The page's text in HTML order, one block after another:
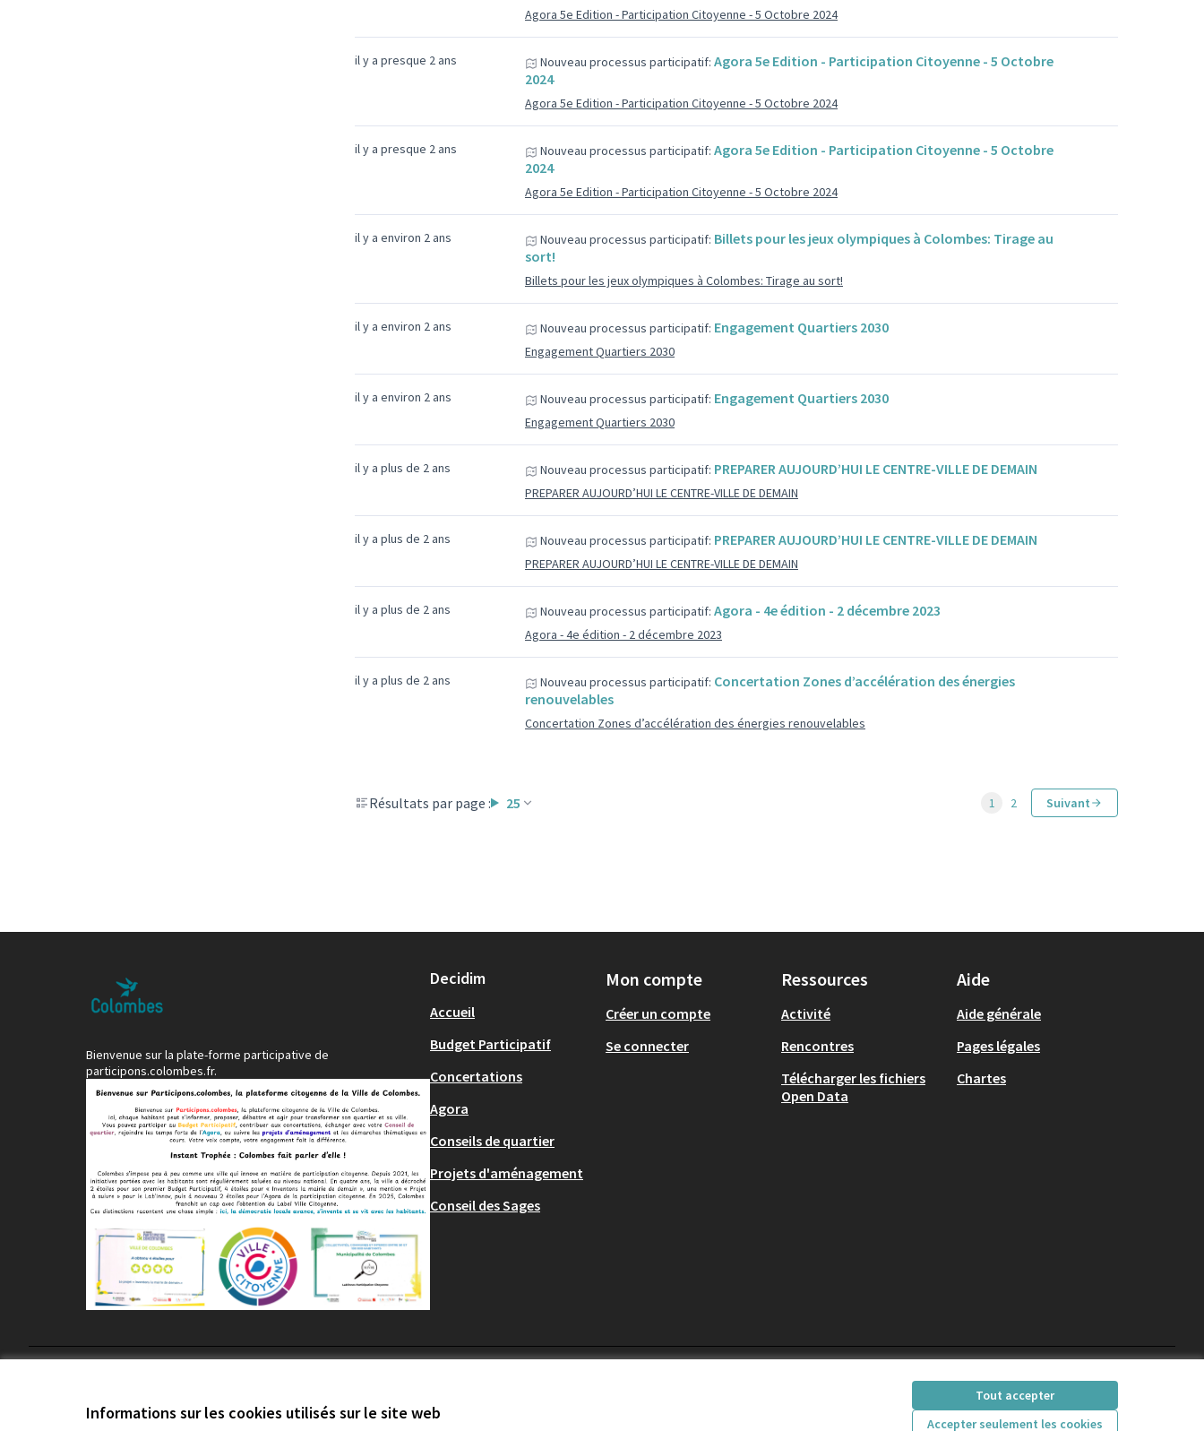
Informations sur les cookies utilisés sur le site web
Tout accepter
Accepter seulement les cookies
Agora 5e Edition - Participation Citoyenne - 5 Octobre 2024
il y a presque 2 ans Nouveau processus participatif: Agora 5e Edition - Participation Citoyenne - 5 Octobre
2024
Agora 5e Edition - Participation Citoyenne - 5 Octobre 2024
il y a presque 2 ans Nouveau processus participatif: Agora 5e Edition - Participation Citoyenne - 5 Octobre
2024
Agora 5e Edition - Participation Citoyenne - 5 Octobre 2024
il y a environ 2 ans Nouveau processus participatif: Billets pour les jeux olympiques à Colombes: Tirage au
sort!
Billets pour les jeux olympiques à Colombes: Tirage au sort!
il y a environ 2 ans Nouveau processus participatif: Engagement Quartiers 2030
Engagement Quartiers 2030
il y a environ 2 ans Nouveau processus participatif: Engagement Quartiers 2030
Engagement Quartiers 2030
il y a plus de 2 ans Nouveau processus participatif: PREPARER AUJOURD’HUI LE CENTRE-VILLE DE DEMAIN
PREPARER AUJOURD’HUI LE CENTRE-VILLE DE DEMAIN
il y a plus de 2 ans Nouveau processus participatif: PREPARER AUJOURD’HUI LE CENTRE-VILLE DE DEMAIN
PREPARER AUJOURD’HUI LE CENTRE-VILLE DE DEMAIN
il y a plus de 2 ans Nouveau processus participatif: Agora - 4e édition - 2 décembre 2023
Agora - 4e édition - 2 décembre 2023
il y a plus de 2 ans Nouveau processus participatif: Concertation Zones d’accélération des énergies
renouvelables
Concertation Zones d’accélération des énergies renouvelables
Résultats par page : 25 1 2 Suivant
Bienvenue sur la plate-forme participative de
participons.colombes.fr.
Decidim
Accueil
Budget Participatif
Concertations
Agora
Conseils de quartier
Projets d'aménagement
Conseil des Sages
Mon compte
Créer un compte
Se connecter
Ressources
Activité
Rencontres
Télécharger les fichiers
Open Data
Aide
Aide générale
Pages légales
Chartes
(Lien externe)